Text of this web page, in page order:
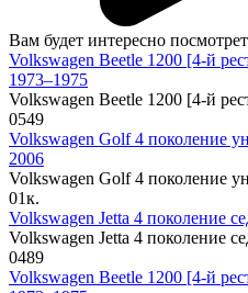
Вам будет интересно
Volkswagen Beetle 1200 [4-й
1973–1975
Volkswagen Beetle 1200 [4-й
0549
Volkswagen Golf 4 поколение
2006
Volkswagen Golf 4 поколение
01к.
Volkswagen Jetta 4 поколение
Volkswagen Jetta 4 поколение
0489
Volkswagen Beetle 1200 [4-й